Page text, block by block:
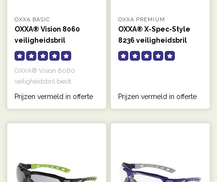
OXXA BASIC
OXXA® Vision 8060
veiligheidsbril
OXXA® Vision 8060
veiligheidsbril biedt
maximale bescherming door
gebogen glaze..
Prijzen vermeld in offerte
OXXA PREMIUM
OXXA® X-Spec-Style
8236 veiligheidsbril
Prijzen vermeld in offerte